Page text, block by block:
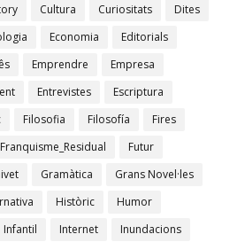
Cultura Curiositats
Dites
Economia
Editorials
Emprendre
Empresa
Entrevistes
Escriptura
Filosofia Filosofía
Fires
Franquisme_Residual
Futur
Gramàtica
Grans Novel·les
Històric
Humor
Infantil Internet
Inundacions